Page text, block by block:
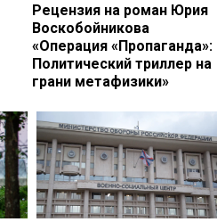
Рецензия на роман Юрия
Воскобойникова
«Операция «Пропаганда»:
Политический триллер на
грани метафизики»